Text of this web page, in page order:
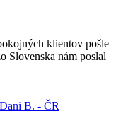
klientov pošle
Slovenska nám poslal